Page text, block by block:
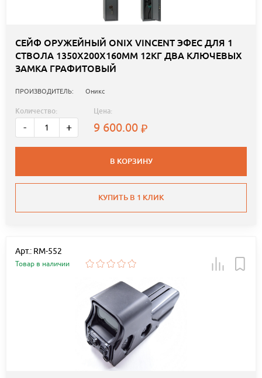
СЕЙФ ОРУЖЕЙНЫЙ ONIX VINCENT ЭФЕС ДЛЯ 1
СТВОЛА 1350Х200Х160ММ 12КГ ДВА КЛЮЧЕВЫХ
ЗАМКА ГРАФИТОВЫЙ
ПРОИЗВОДИТЕЛЬ: Оникс
Количество:
- +
Цена:
9 600.00
В КОРЗИНУ
КУПИТЬ В 1 КЛИК
Арт.: RM-552
Товар в наличии